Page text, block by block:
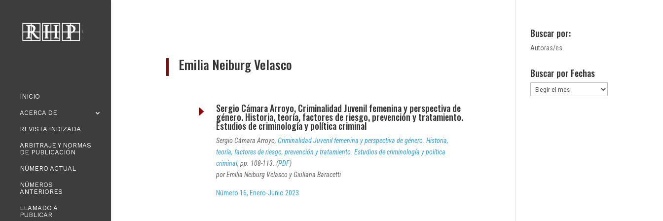
INICIO
ACERCA DE
REVISTA INDIZADA
ARBITRAJE Y NORMAS
DE PUBLICACIÓN
NÚMERO ACTUAL
NÚMEROS
ANTERIORES
LLAMADO A
PUBLICAR
Emilia Neiburg Velasco
E Sergio Cámara Arroyo, Criminalidad Juvenil femenina y perspectiva de
género. Historia, teoría, factores de riesgo, prevención y tratamiento.
Estudios de criminología y política criminal
Sergio Cámara Arroyo,Criminalidad Juvenil femenina y perspectiva de género. Historia,
teoría, factores de riesgo, prevención y tratamiento. Estudios de criminología y política
criminal, pp. 108-113. (PDF)
por Emilia Neiburg Velasco y Giuliana Baracetti
Número 16, Enero-Junio 2023
Buscar por:
Autoras/es
Buscar por Fechas
Buscar
por